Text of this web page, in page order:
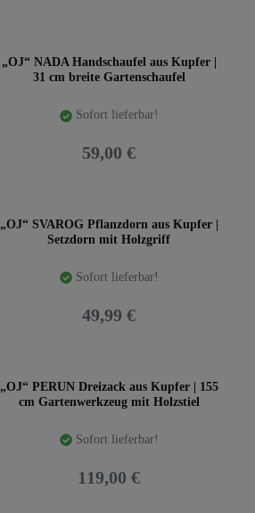
„OJ“ NADA Handschaufel aus Kupfer |
31 cm breite Gartenschaufel
Sofort lieferbar!
59,00 €
„OJ“ SVAROG Pflanzdorn aus Kupfer |
Setzdorn mit Holzgriff
Sofort lieferbar!
49,99 €
„OJ“ PERUN Dreizack aus Kupfer | 155
cm Gartenwerkzeug mit Holzstiel
Sofort lieferbar!
119,00 €